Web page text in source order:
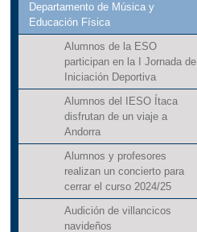
Departamento de Música y
Educación Física
Alumnos de la ESO
participan en la I Jornada de
Iniciación Deportiva
Alumnos del IESO Ítaca
disfrutan de un viaje a
Andorra
Alumnos y profesores
realizan un concierto para
cerrar el curso 2024/25
Audición de villancicos
navideños